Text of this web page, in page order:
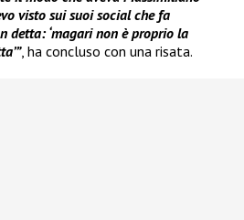
visto sui suoi social che fa
detta: ‘magari non è proprio la
, ha concluso con una risata.